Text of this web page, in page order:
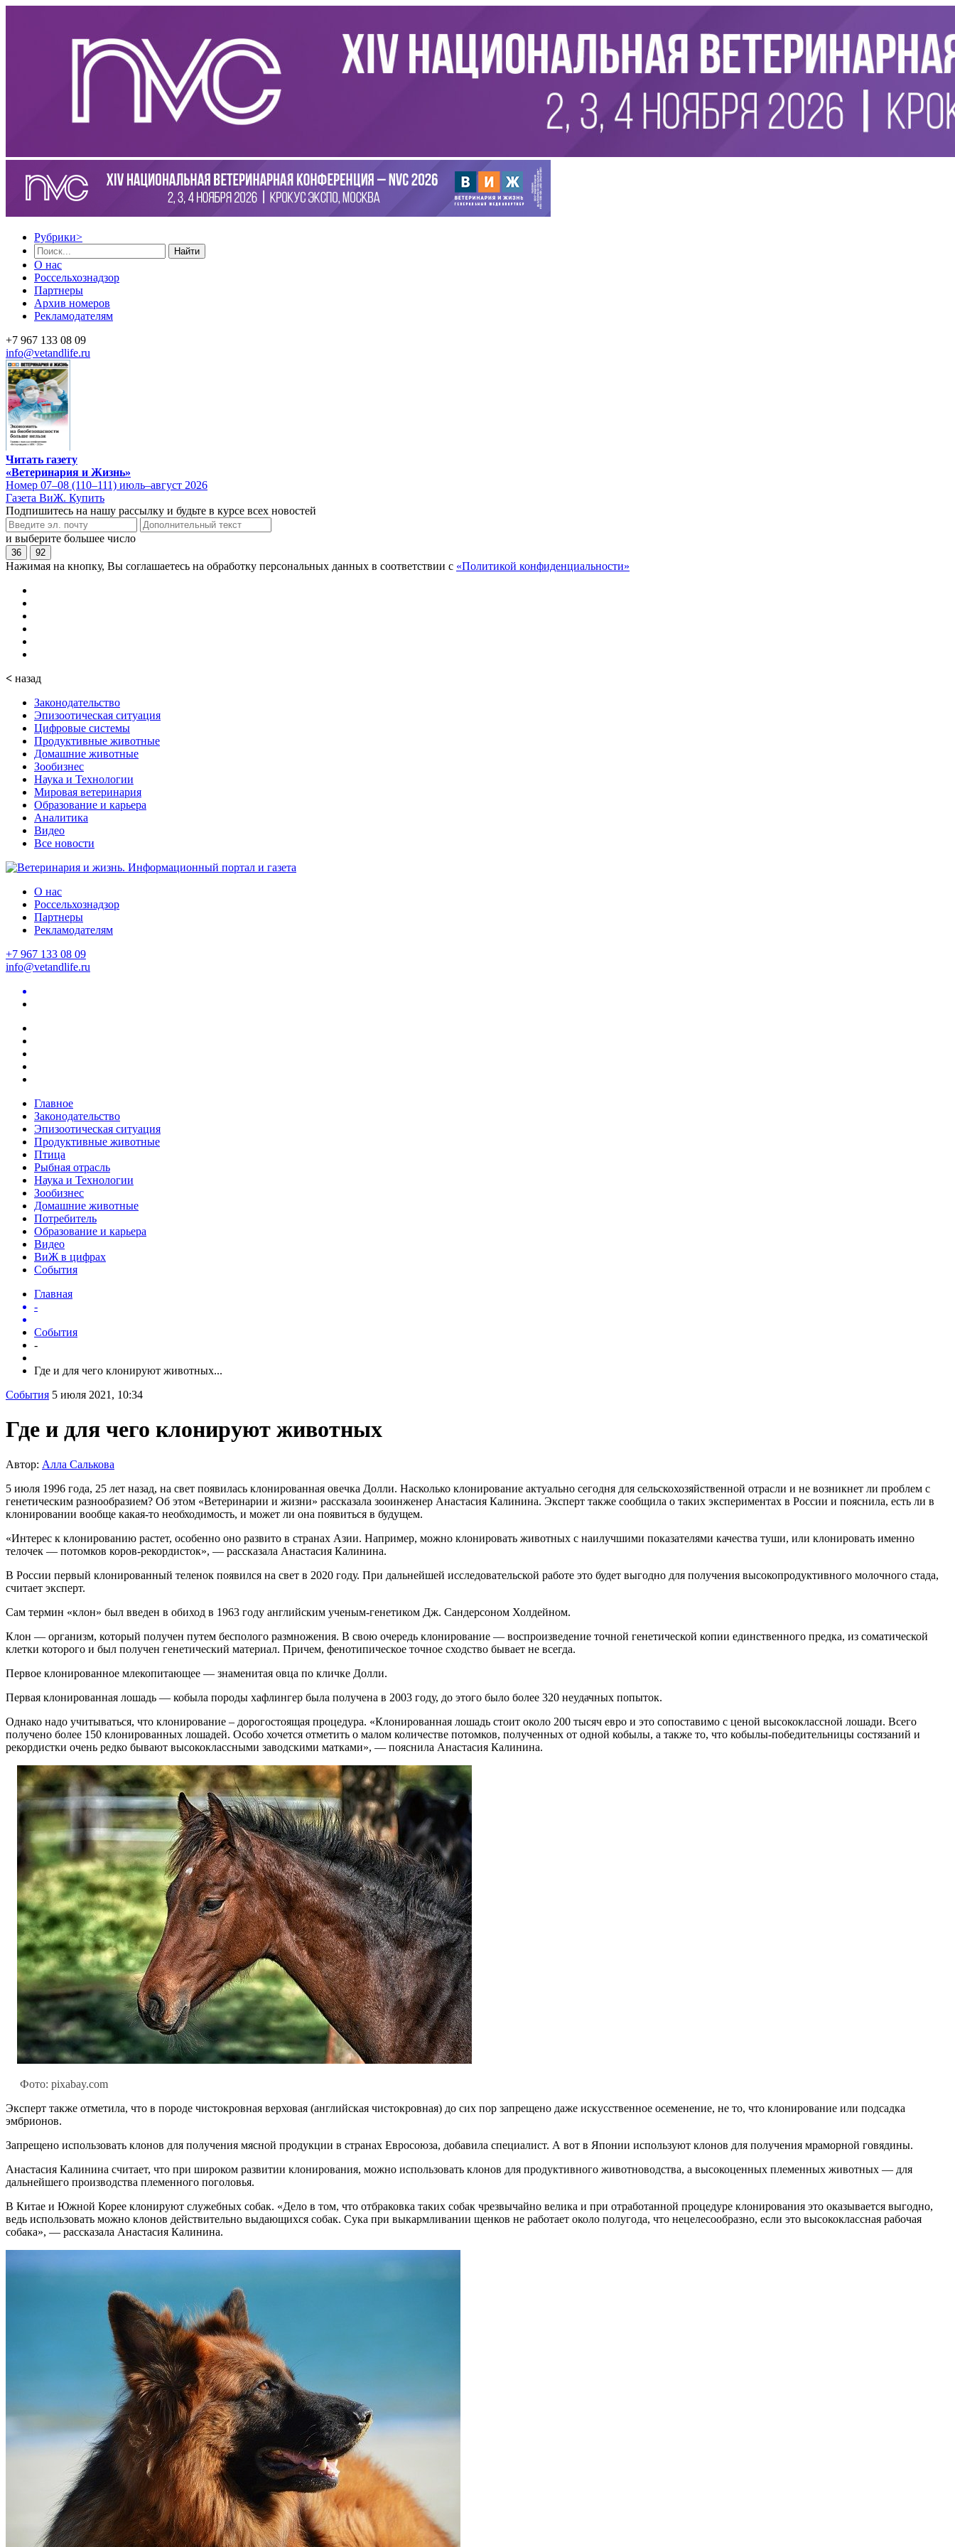
Рубрики>
Найти
О нас
Россельхознадзор
Партнеры
Архив номеров
Рекламодателям
+7 967 133 08 09
info@vetandlife.ru
Читать газету
«Ветеринария и Жизнь»
Номер 07–08 (110–111) июль–август 2026
Газета ВиЖ. Купить
Подпишитесь на нашу рассылку и будьте в курсе всех новостей
и выберите большее число
36 92
Нажимая на кнопку, Вы соглашаетесь на обработку персональных данных в соответствии с «Политикой конфиденциальности»
< назад
Законодательство
Эпизоотическая ситуация
Цифровые системы
Продуктивные животные
Домашние животные
Зообизнес
Наука и Технологии
Мировая ветеринария
Образование и карьера
Аналитика
Видео
Все новости
О нас
Россельхознадзор
Партнеры
Рекламодателям
+7 967 133 08 09
info@vetandlife.ru
Главное
Законодательство
Эпизоотическая ситуация
Продуктивные животные
Птица
Рыбная отрасль
Наука и Технологии
Зообизнес
Домашние животные
Потребитель
Образование и карьера
Видео
ВиЖ в цифрах
События
Главная
-
События
-
Где и для чего клонируют животных...
События 5 июля 2021, 10:34
Где и для чего клонируют животных
Автор: Алла Салькова
5 июля 1996 года, 25 лет назад, на свет появилась клонированная овечка Долли. Насколько клонирование актуально сегодня для сельскохозяйственной отрасли и не возникнет ли проблем с
генетическим разнообразием? Об этом «Ветеринарии и жизни» рассказала зооинженер Анастасия Калинина. Эксперт также сообщила о таких экспериментах в России и пояснила, есть ли в
клонировании вообще какая-то необходимость, и может ли она появиться в будущем.
«Интерес к клонированию растет, особенно оно развито в странах Азии. Например, можно клонировать животных с наилучшими показателями качества туши, или клонировать именно
телочек — потомков коров-рекордисток», — рассказала Анастасия Калинина.
В России первый клонированный теленок появился на свет в 2020 году. При дальнейшей исследовательской работе это будет выгодно для получения высокопродуктивного молочного стада,
считает эксперт.
Сам термин «клон» был введен в обиход в 1963 году английским ученым-генетиком Дж. Сандерсоном Холдейном.
Клон — организм, который получен путем бесполого размножения. В свою очередь клонирование — воспроизведение точной генетической копии единственного предка, из соматической
клетки которого и был получен генетический материал. Причем, фенотипическое точное сходство бывает не всегда.
Первое клонированное млекопитающее — знаменитая овца по кличке Долли.
Первая клонированная лошадь — кобыла породы хафлингер была получена в 2003 году, до этого было более 320 неудачных попыток.
Однако надо учитываться, что клонирование – дорогостоящая процедура. «Клонированная лошадь стоит около 200 тысяч евро и это сопоставимо с ценой высококлассной лошади. Всего
получено более 150 клонированных лошадей. Особо хочется отметить о малом количестве потомков, полученных от одной кобылы, а также то, что кобылы-победительницы состязаний и
рекордистки очень редко бывают высококлассными заводскими матками», — пояснила Анастасия Калинина.
Фото: pixabay.com
Эксперт также отметила, что в породе чистокровная верховая (английская чистокровная) до сих пор запрещено даже искусственное осеменение, не то, что клонирование или подсадка
эмбрионов.
Запрещено использовать клонов для получения мясной продукции в странах Евросоюза, добавила специалист. А вот в Японии используют клонов для получения мраморной говядины.
Анастасия Калинина считает, что при широком развитии клонирования, можно использовать клонов для продуктивного животноводства, а высокоценных племенных животных — для
дальнейшего производства племенного поголовья.
В Китае и Южной Корее клонируют служебных собак. «Дело в том, что отбраковка таких собак чрезвычайно велика и при отработанной процедуре клонирования это оказывается выгодно,
ведь использовать можно клонов действительно выдающихся собак. Сука при выкармливании щенков не работает около полугода, что нецелесообразно, если это высококлассная рабочая
собака», — рассказала Анастасия Калинина.